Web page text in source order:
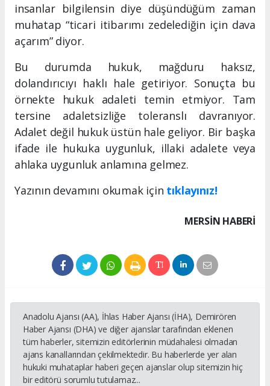
insanlar bilgilensin diye düşündüğüm zaman
muhatap “ticari itibarımı zedelediğin için dava
açarım” diyor.
Bu durumda hukuk, mağduru haksız,
dolandırıcıyı haklı hale getiriyor. Sonuçta bu
örnekte hukuk adaleti temin etmiyor. Tam
tersine adaletsizliğe toleranslı davranıyor.
Adalet değil hukuk üstün hale geliyor. Bir başka
ifade ile hukuka uygunluk, illaki adalete veya
ahlaka uygunluk anlamına gelmez.
Yazının devamını okumak için tıklayınız!
MERSIN HABERİ
Anadolu Ajansı (AA), İhlas Haber Ajansı (İHA), Demirören
Haber Ajansı (DHA) ve diğer ajanslar tarafından eklenen
tüm haberler, sitemizin editörlerinin müdahalesi olmadan
ajans kanallarından çekilmektedir. Bu haberlerde yer alan
hukuki muhataplar haberi geçen ajanslar olup sitemizin hiç
bir editörü sorumlu tutulamaz...